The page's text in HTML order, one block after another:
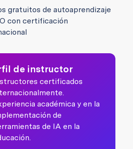
gratuitos de autoaprendizaje
con certificación
de instructor
certificados
académica y en la
de
de IA en la